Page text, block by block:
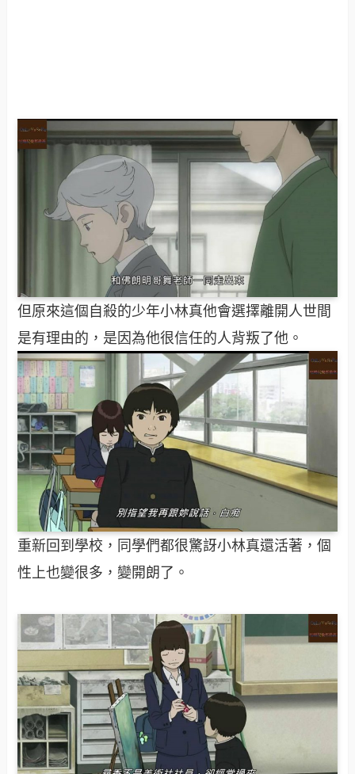
但原來這個自殺的少年小林真他會選擇離開人世間
是有理由的，是因為他很信任的人背叛了他。
重新回到學校，同學們都很驚訝小林真還活著，個
性上也變很多，變開朗了。